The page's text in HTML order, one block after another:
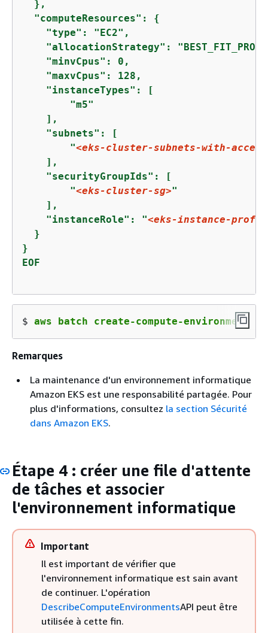
  },
  "computeResources":
{
    "type": "EC2",
"allocationStrategy":
    "minvCpus": 0,
    "maxvCpus": 128,
    "instanceTypes": [
        "m5"
    ],
    "subnets": [
        "
<eks-cluster-subnets-with-
    ],
    "securityGroupIds": [
        "
<eks-cluster-sg>"
    ],
    "instanceRole": "
<eks-instance-
  }
}
EOF
$ aws batch create-compute-
Remarques
La maintenance d'un environnement informatique
Amazon EKS est une responsabilité partagée. Pour
plus d'informations, consultez la section Sécurité
dans Amazon EKS.
Étape 4 : créer une file d'attente
de tâches et associer
l'environnement informatique
Important
Il est important de vérifier que
l'environnement informatique est sain avant
de continuer. L'opération
DescribeComputeEnvironmentsAPI peut être
utilisée à cette fin.